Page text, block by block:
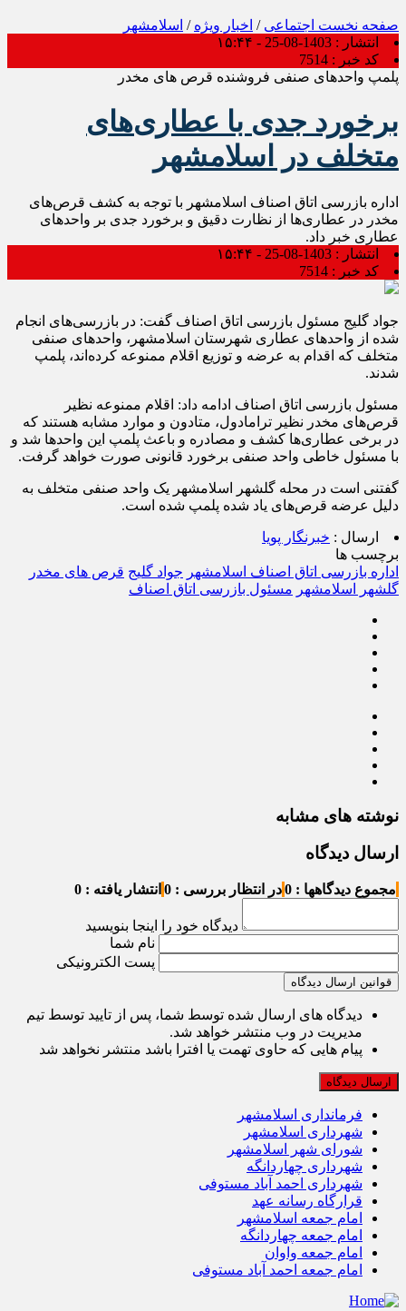
صفحه نخست اجتماعی / اخبار ویژه / اسلامشهر
انتشار : 1403-08-25 - ۱۵:۴۴
کد خبر : 7514
پلمپ واحدهای صنفی فروشنده قرص های مخدر
برخورد جدی با عطاری‌های
متخلف در اسلامشهر
اداره بازرسی اتاق اصناف اسلامشهر با توجه به کشف قرص‌های
مخدر در عطاری‌ها از نظارت دقیق و برخورد جدی بر واحدهای
عطاری خبر داد.
انتشار : 1403-08-25 - ۱۵:۴۴
کد خبر : 7514
جواد گلیج مسئول بازرسی اتاق اصناف گفت: در بازرسی‌های انجام
شده از واحدهای عطاری شهرستان اسلامشهر، واحدهای صنفی
متخلف که اقدام به عرضه و توزیع اقلام ممنوعه کرده‌اند، پلمپ
شدند.
مسئول بازرسی اتاق اصناف ادامه داد: اقلام ممنوعه نظیر
قرص‌های مخدر نظیر ترامادول، متادون و موارد مشابه هستند که
در برخی عطاری‌ها کشف و مصادره و باعث پلمپ این واحدها شد و
با مسئول خاطی واحد صنفی برخورد قانونی صورت خواهد گرفت.
گفتنی است در محله گلشهر اسلامشهر یک واحد صنفی متخلف به
دلیل عرضه قرص‌های یاد شده پلمپ شده است.
ارسال : خبرنگار پویا
برچسب ها
اداره بازرسی اتاق اصناف اسلامشهر جواد گلیج قرص های مخدر
گلشهر اسلامشهر مسئول بازرسی اتاق اصناف
نوشته های مشابه
ارسال دیدگاه
مجموع دیدگاهها : 0 در انتظار بررسی : 0 انتشار یافته : 0
دیدگاه خود را اینجا بنویسید
نام شما
پست الکترونیکی
قوانین ارسال دیدگاه
دیدگاه های ارسال شده توسط شما، پس از تایید توسط تیم
مدیریت در وب منتشر خواهد شد.
پیام هایی که حاوی تهمت یا افترا باشد منتشر نخواهد شد
فرمانداری اسلامشهر
شهرداری اسلامشهر
شورای شهر اسلامشهر
شهرداری چهاردانگه
شهرداری احمد آباد مستوفی
قرارگاه رسانه عهد
امام جمعه اسلامشهر
امام جمعه چهاردانگه
امام جمعه واوان
امام جمعه احمد آباد مستوفی